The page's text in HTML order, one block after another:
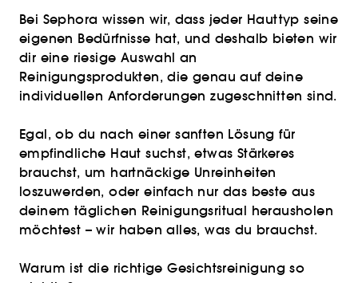
Bei Sephora wissen wir, dass jeder Hauttyp seine
eigenen Bedürfnisse hat, und deshalb bieten wir
dir eine riesige Auswahl an
Reinigungsprodukten, die genau auf deine
individuellen Anforderungen zugeschnitten sind.
Egal, ob du nach einer sanften Lösung für
empfindliche Haut suchst, etwas Stärkeres
brauchst, um hartnäckige Unreinheiten
loszuwerden, oder einfach nur das beste aus
deinem täglichen Reinigungsritual herausholen
möchtest – wir haben alles, was du brauchst.
Warum ist die richtige Gesichtsreinigung so